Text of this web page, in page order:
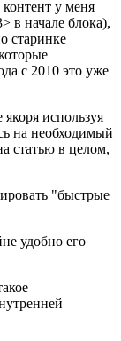
контент у меня
в начале блока),
старинке
с 2010 это уже
используя
на необходимый
статью в целом,
"быстрые
удобно его